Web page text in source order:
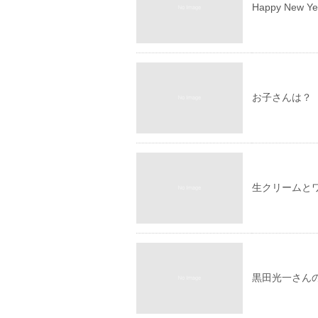
Happy New
お子さんは？
生クリームと
黒田光一さん